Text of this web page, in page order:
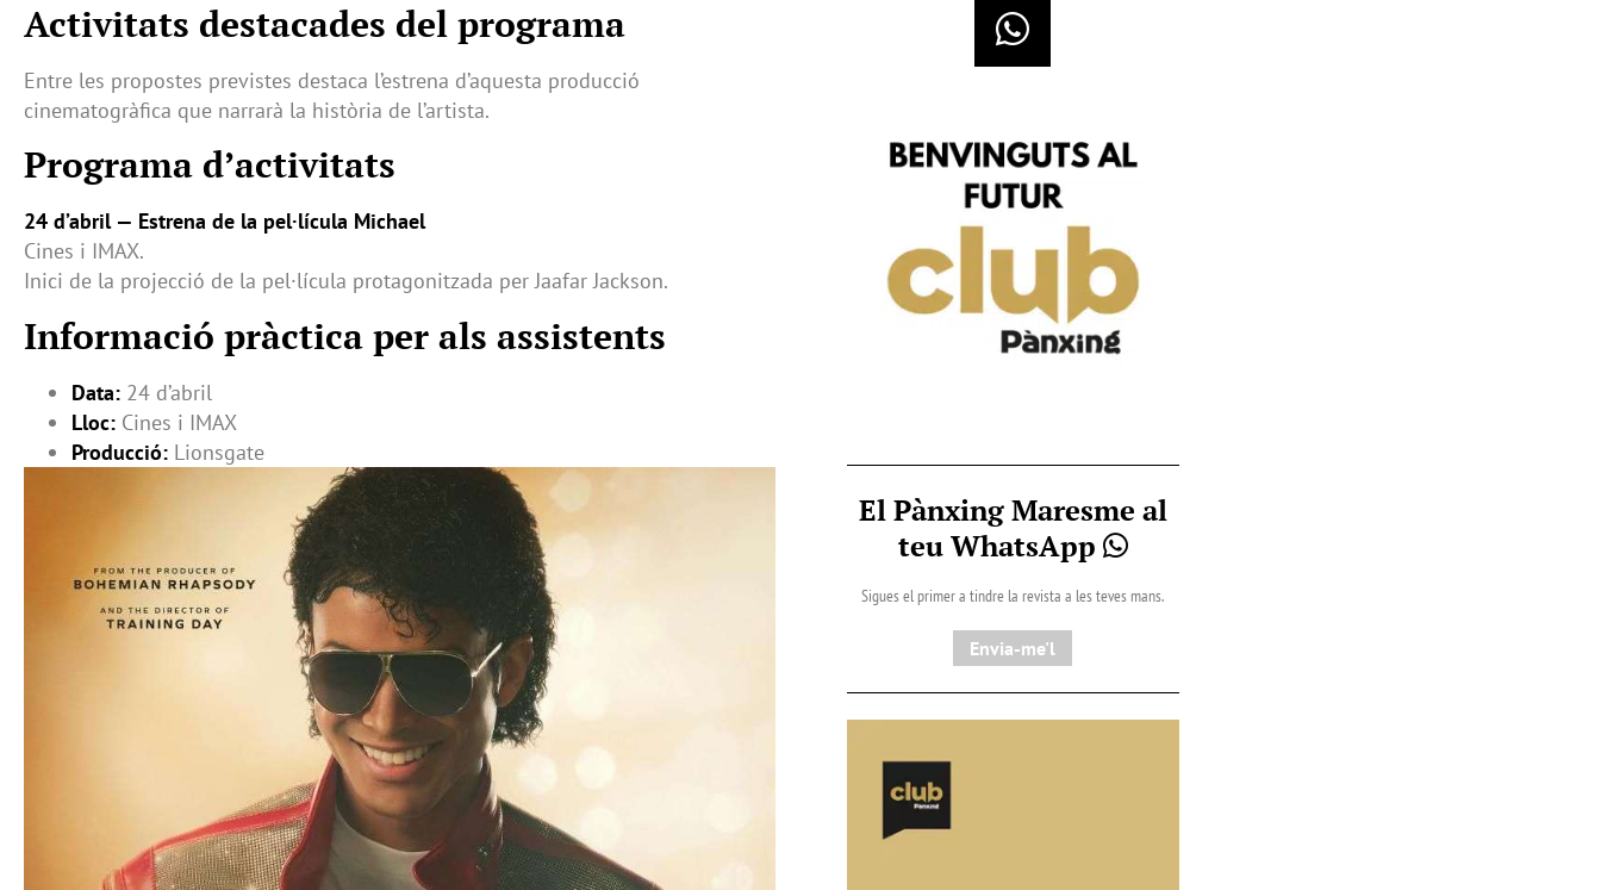
Activitats destacades del programa
Entre les propostes previstes destaca l’estrena d’aquesta producció
cinematogràfica que narrarà la història de l’artista.
Programa d’activitats
24 d’abril — Estrena de la pel·lícula Michael
Cines i IMAX.
Inici de la projecció de la pel·lícula protagonitzada per Jaafar Jackson.
Informació pràctica per als assistents
Data: 24 d’abril
Lloc: Cines i IMAX
Producció: Lionsgate
El Pànxing Maresme al
teu WhatsApp
Sigues el primer a tindre la revista a les teves mans.
Envia-me'l